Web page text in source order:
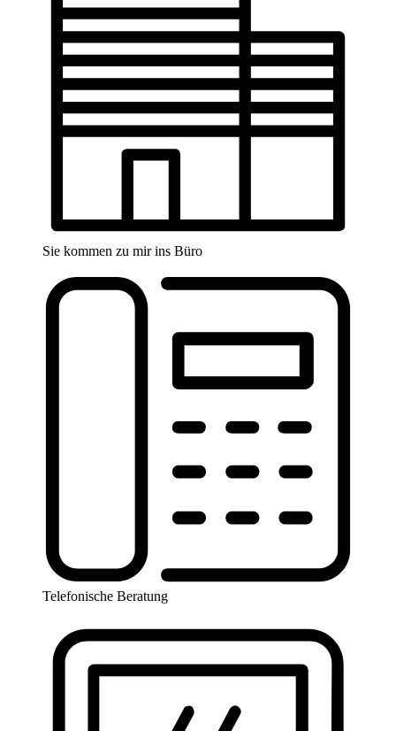
Sie kommen zu mir ins Büro
Telefonische Beratung